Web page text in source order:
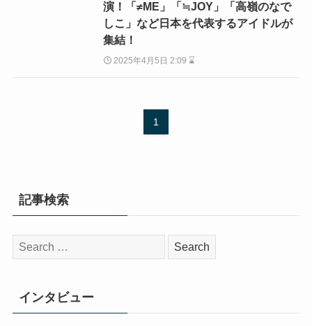
演！「≠ME」「≒JOY」「高嶺のなで
しこ」など日本を代表するアイドルが
集結！
2025年4月5日 2:09 ⌛
1
記事検索
検
索:
インタビュー